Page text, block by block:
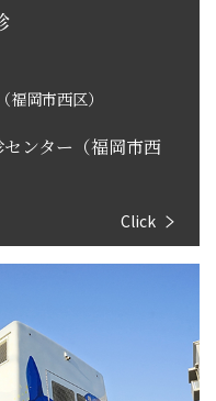
（福岡市西区）
ンター（福岡市西